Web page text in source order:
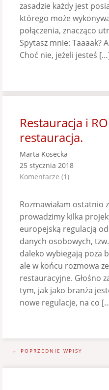
zasadzie każdy jest
którego może
połączenia, znacząco
Spytasz mnie: Taaaak?
Choć nie, jeżeli jesteś
Restauracja i
restauracja.
Marta Kosecka
25 stycznia 2018
Komentarze (1)
Rozmawiałam ostatnio
prowadzimy kilka
europejską regulacją
danych osobowych,
daleko wybiegają poza
ale w końcu rozmowa
restauracyjne. Głośno
tym, jak jako branża
nowe regulacje, na co
← POPRZEDNIE WPISY